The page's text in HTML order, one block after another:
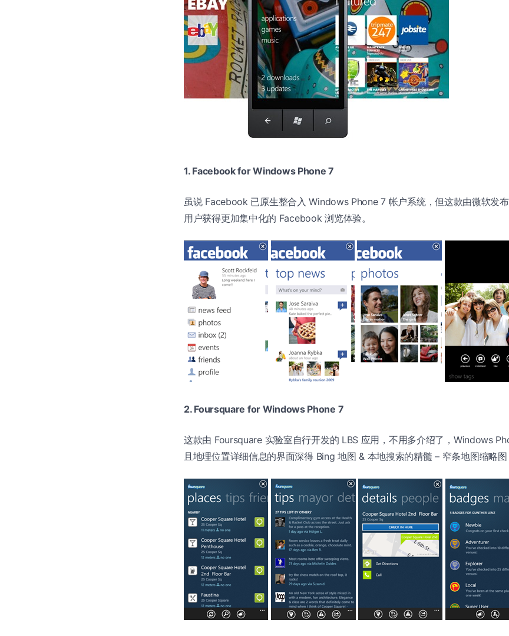
1. Facebook for Windows Phone 7
虽说 Facebook 已原生整合入 Windows Phone 7 帐户系统，但这款由微软发
用户获得更加集中化的 Facebook 浏览体验。
2. Foursquare for Windows Phone 7
这款由 Foursquare 实验室自行开发的 LBS 应用，不用多介绍了，Windows
且地理位置详细信息的界面深得 Bing 地图 & 本地搜索的精髓 – 窄条地图缩略图